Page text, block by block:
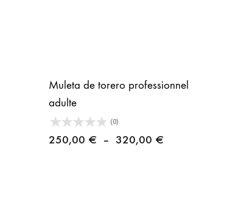
62,95 €
Muleta de torero professionnel
adulte
(0)
250,00 € – 320,00 €Plage